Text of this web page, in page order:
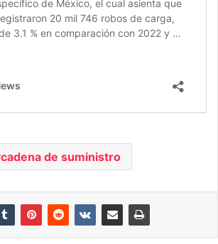
cadena de suministro